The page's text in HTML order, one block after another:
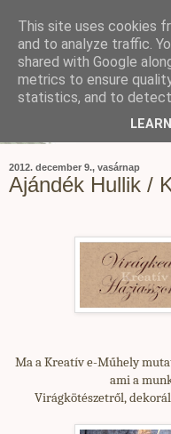
2012. december 9., vasárnap
Ajándék Hullik /
Ma a Kreatív e-Műhely
ami a
Virágkötészetről,
This site uses cookies
and to analyze traffic.
shared with Google
metrics to ensure
statistics, and to detect